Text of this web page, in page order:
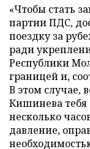
«Чтобы стать
партии ПДС,
поездку за
ради
Республики
границей и,
В этом случае,
Кишинева тебя
несколько
давление,